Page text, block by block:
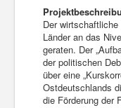
Der
Länder an das
geraten. Der
der politischen
über eine
Ostdeutschlands
die Förderung der